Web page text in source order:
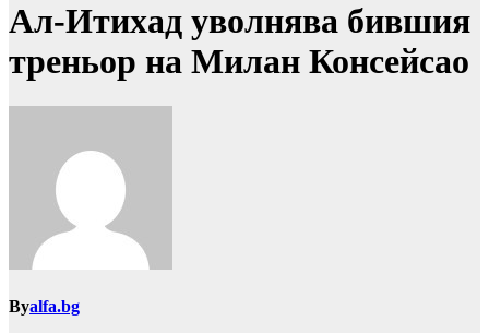
Ал-Итихад уволнява бившия
треньор на Милан Консейсао
Byalfa.bg